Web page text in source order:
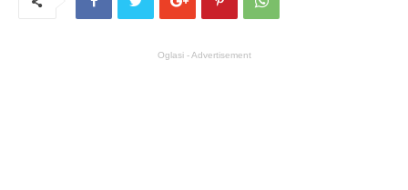
Oglasi - Advertisement